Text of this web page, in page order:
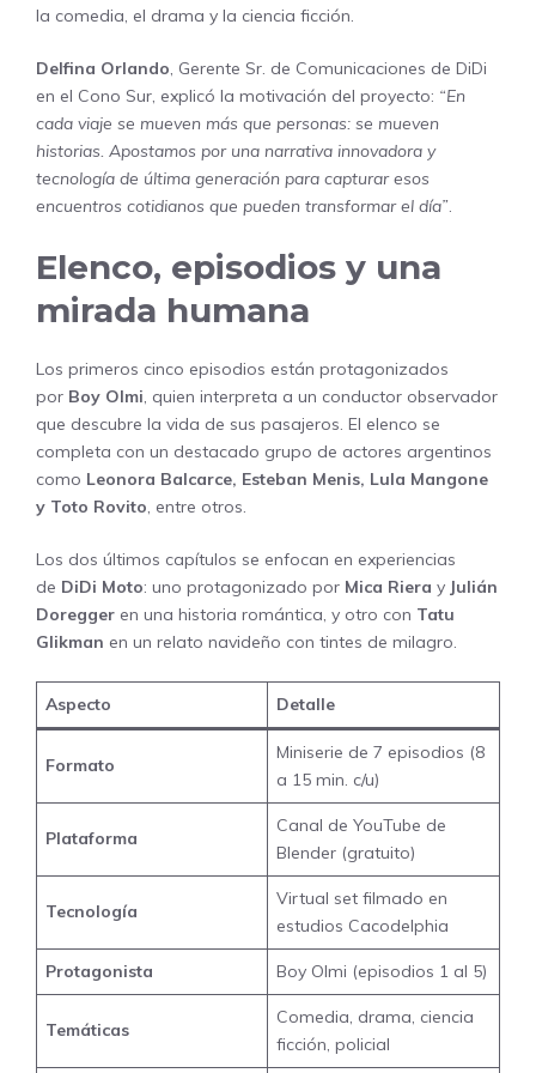
la comedia, el drama y la ciencia ficción.
Delfina Orlando, Gerente Sr. de Comunicaciones de DiDi
en el Cono Sur, explicó la motivación del proyecto: “En
cada viaje se mueven más que personas: se mueven
historias. Apostamos por una narrativa innovadora y
tecnología de última generación para capturar esos
encuentros cotidianos que pueden transformar el día”.
Elenco, episodios y una
mirada humana
Los primeros cinco episodios están protagonizados
por Boy Olmi, quien interpreta a un conductor observador
que descubre la vida de sus pasajeros. El elenco se
completa con un destacado grupo de actores argentinos
como Leonora Balcarce, Esteban Menis, Lula Mangone
y Toto Rovito, entre otros.
Los dos últimos capítulos se enfocan en experiencias
de DiDi Moto: uno protagonizado por Mica Riera y Julián
Doregger en una historia romántica, y otro con Tatu
Glikman en un relato navideño con tintes de milagro.
Aspecto Detalle
Formato
Miniserie de 7 episodios (8
a 15 min. c/u)
Plataforma
Canal de YouTube de
Blender (gratuito)
Tecnología
Virtual set filmado en
estudios Cacodelphia
Protagonista Boy Olmi (episodios 1 al 5)
Temáticas
Comedia, drama, ciencia
ficción, policial